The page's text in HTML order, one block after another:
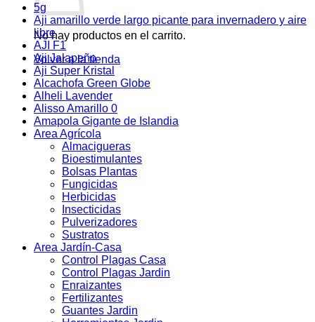
No hay productos en el carrito.
Volver a la tienda
5g
Aji amarillo verde largo picante para invernadero y aire
libre
AJI F1
Aji Jalapeño
Aji Super Kristal
Alcachofa Green Globe
Alheli Lavender
Alisso Amarillo 0
Amapola Gigante de Islandia
Area Agrícola
Almacigueras
Bioestimulantes
Bolsas Plantas
Fungicidas
Herbicidas
Insecticidas
Pulverizadores
Sustratos
Area Jardín-Casa
Control Plagas Casa
Control Plagas Jardin
Enraizantes
Fertilizantes
Guantes Jardin